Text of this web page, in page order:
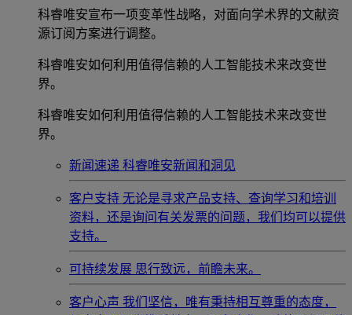
科睿唯安宣布一项变革性战略，对面向学术界的文献资
源订阅方案进行调整。
科睿唯安如何利用值得信赖的人工智能技术来改变世
界。
科睿唯安如何利用值得信赖的人工智能技术来改变世
界。
新闻速递 科睿唯安新闻和洞见
客户支持 无论是寻求产品支持、查询学习和培训
资料，还是询问有关发票的问题，我们均可以提供
支持。
可持续发展 思行致远，前瞻未来。
客户心声 我们坚信，唯有秉持相互尊重的态度，